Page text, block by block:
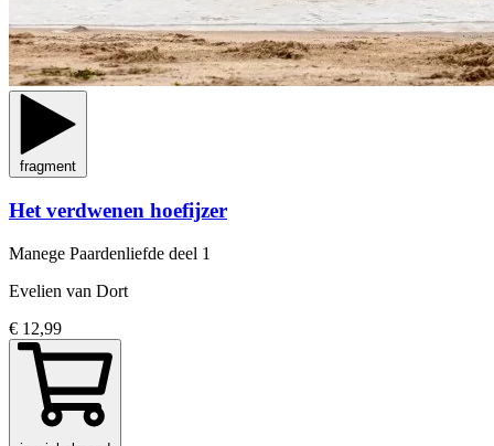
fragment
Het verdwenen hoefijzer
Manege Paardenliefde deel 1
Evelien van Dort
€ 12,99